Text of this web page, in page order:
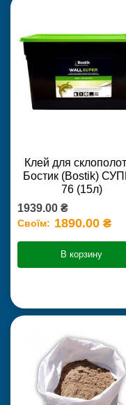
Клей для
Бостик (Bostik)
76 (15л)
1939.00 ₴
Своїм: 1890.00 ₴
В корзину